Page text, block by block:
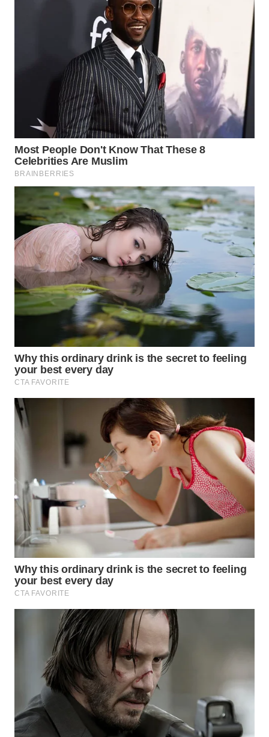
WAHANA
TANI
WAHANA
ADVOKAT
WAHANA
INFRASTRUKTUR
WAHANA
KONSUMEN
WAHANA
LISTRIK
WAHANA
TRAVEL
WAHANA
TV
WAHANANEWS
WAHANANEWS
CO ID
WAHANANEWS
NET
WAHANA
SPORT
WAHANA
WAHANA
SELEB
WAHANA
PERSONA